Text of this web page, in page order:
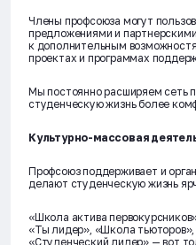
Члены профсоюза могут
предложениями и
к дополнительным
проектах и программах
Мы постоянно расширяем сеть
студенческую жизнь более
Культурно-массовая
Профсоюз поддерживает и
делают студенческую жизнь
«Школа актива
«Ты лидер», «Школа
«Студенческий лидер» — вот